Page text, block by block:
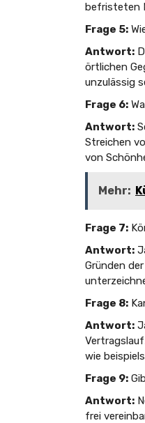
befristeten
Frage 5:
Antwort:
örtlichen
unzulässig
Frage 6:
Antwort:
Streichen
von
Mehr:
Frage 7:
Antwort:
Gründen
Frage 8:
Antwort:
wie
Frage 9:
Antwort:
frei